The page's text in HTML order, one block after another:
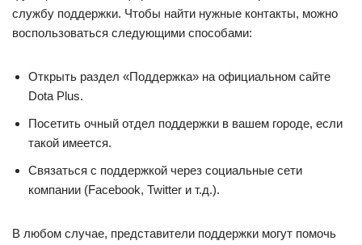
службу поддержки. Чтобы найти нужные контакты, можно
воспользоваться следующими способами:
Открыть раздел «Поддержка» на официальном сайте
Dota Plus.
Посетить очный отдел поддержки в вашем городе, если
такой имеется.
Связаться с поддержкой через социальные сети
компании (Facebook, Twitter и т.д.).
В любом случае, представители поддержки могут помочь